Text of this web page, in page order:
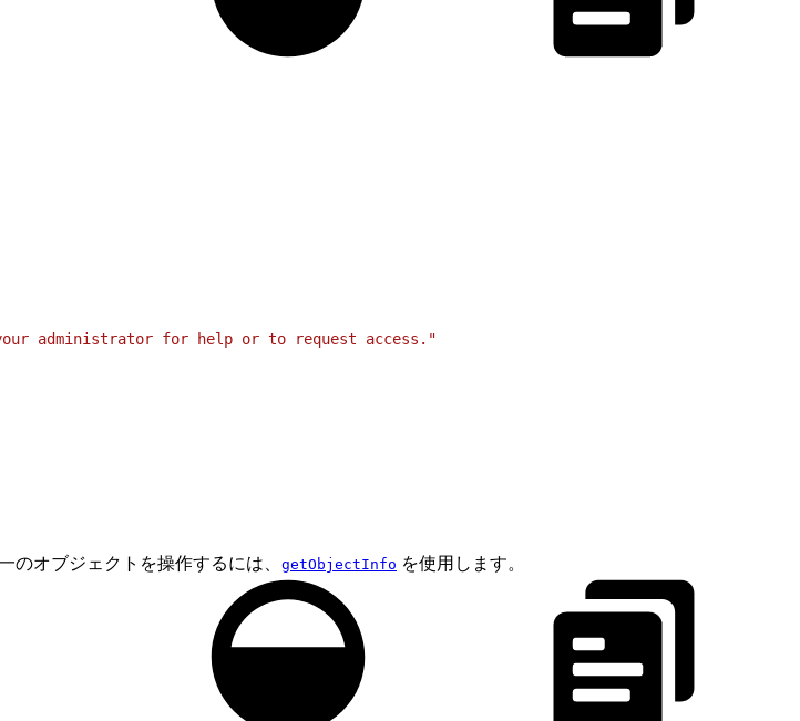
administrator for help or to request access."
のオブジェクトを操作するには、 getObjectInfo を使用します。